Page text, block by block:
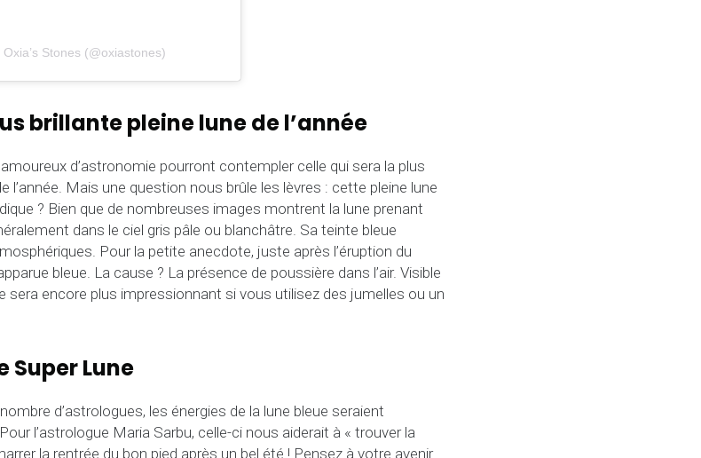
Stones (@oxiastones)
brillante pleine lune de l’année
d’astronomie pourront contempler celle qui sera la plus
l’année. Mais une question nous brûle les lèvres : cette pleine lune
? Bien que de nombreuses images montrent la lune prenant
dans le ciel gris pâle ou blanchâtre. Sa teinte bleue
Pour la petite anecdote, juste après l’éruption du
bleue. La cause ? La présence de poussière dans l’air. Visible
sera encore plus impressionnant si vous utilisez des jumelles ou un
Super Lune
d’astrologues, les énergies de la lune bleue seraient
l’astrologue Maria Sarbu, celle-ci nous aiderait à « trouver la
la rentrée du bon pied après un bel été ! Pensez à votre avenir